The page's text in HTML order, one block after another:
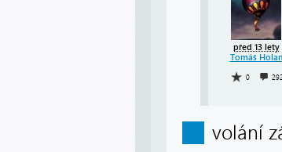
před 13 lety
Tomáš Holan
0 292
volání